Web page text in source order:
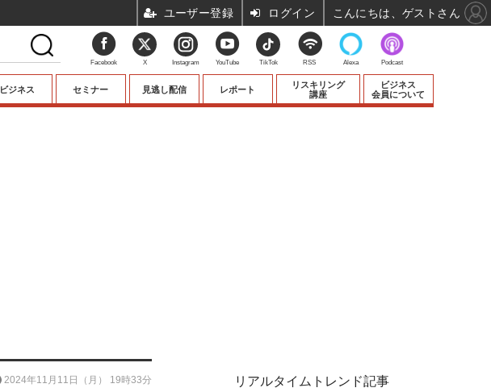
ビジネス セミナー 見逃し配信 レポート
リスキリング
講座
ビジネス
会員について
2024年11月11日（月） 19時33分 リアルタイムトレンド記事
Facebook X Instagram YouTube TikTok RSS Alexa Podcast
ユーザー登録 ログイン こんにちは、ゲストさん